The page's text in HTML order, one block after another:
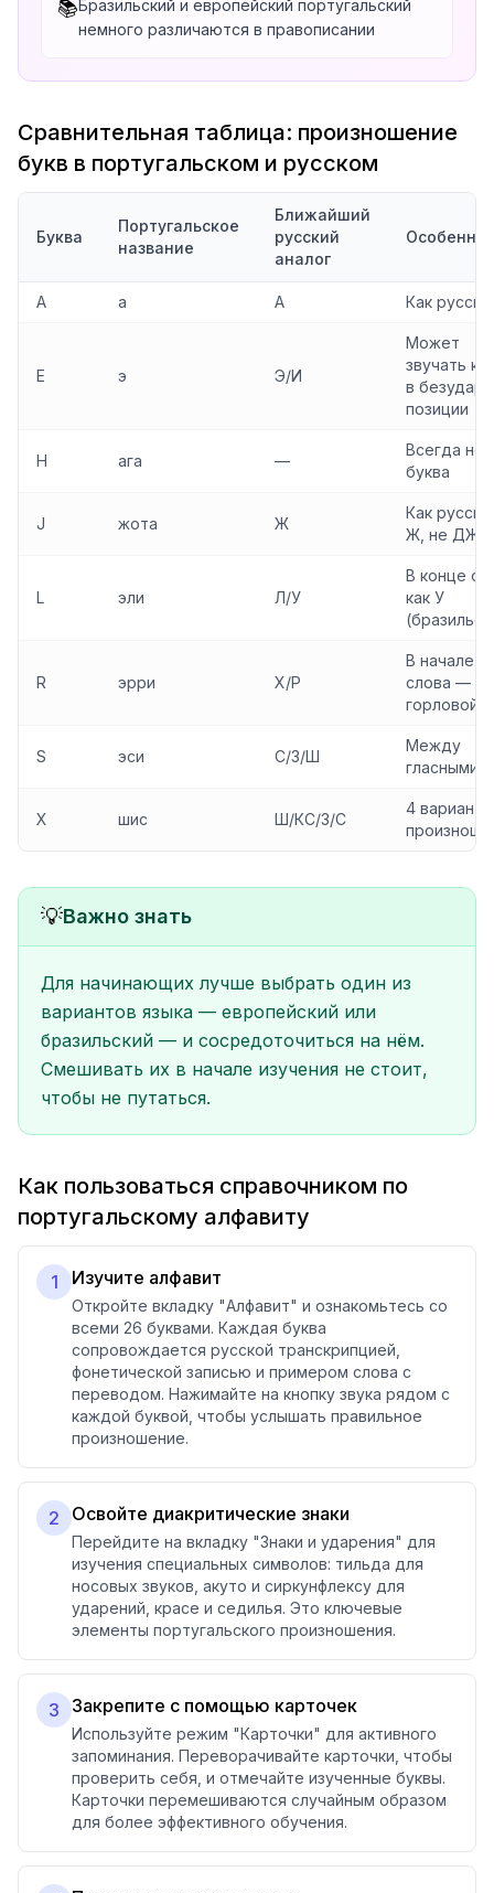
📚Бразильский и европейский португальский
немного различаются в правописании
Сравнительная таблица: произношение
букв в португальском и русском
Буква
Португальское
название
Ближайший
русский
аналог
A а А Как
E э Э/И
Может
звучать
в
позиции
H ага —
Всегда
буква
J жота Ж
Как
Ж, не ДЖ
L эли Л/У
В конце
как У
R эрри Х/Р
В начале
слова —
горловой Х
S эси С/З/Ш
Между
гласными
X шис Ш/КС/З/С
4 варианта
💡Важно знать
Для начинающих лучше выбрать один из
вариантов языка — европейский или
бразильский — и сосредоточиться на нём.
Смешивать их в начале изучения не стоит,
чтобы не путаться.
Как пользоваться справочником по
португальскому алфавиту
1 Изучите алфавит
Откройте вкладку "Алфавит" и ознакомьтесь со
всеми 26 буквами. Каждая буква
сопровождается русской транскрипцией,
фонетической записью и примером слова с
переводом. Нажимайте на кнопку звука рядом с
каждой буквой, чтобы услышать правильное
произношение.
2 Освойте диакритические знаки
Перейдите на вкладку "Знаки и ударения" для
изучения специальных символов: тильда для
носовых звуков, акуто и сиркунфлексу для
ударений, красе и седилья. Это ключевые
элементы португальского произношения.
3 Закрепите с помощью карточек
Используйте режим "Карточки" для активного
запоминания. Переворачивайте карточки, чтобы
проверить себя, и отмечайте изученные буквы.
Карточки перемешиваются случайным образом
для более эффективного обучения.